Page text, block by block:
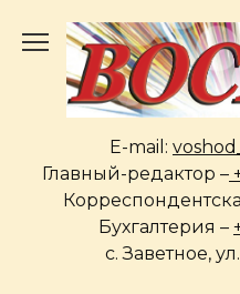
содержанию
E-mail:
Главный-редактор –
Бухгалтерия –
с. Заветное,